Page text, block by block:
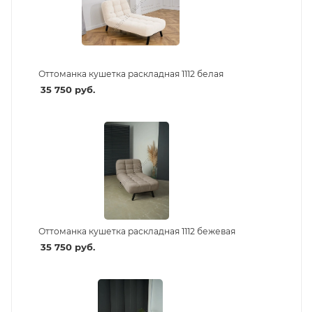
Оттоманка кушетка раскладная 1112 белая
35 750руб.
Оттоманка кушетка раскладная 1112 бежевая
35 750руб.